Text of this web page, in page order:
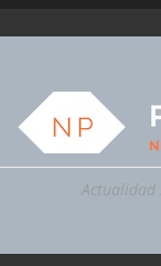
Actualidad